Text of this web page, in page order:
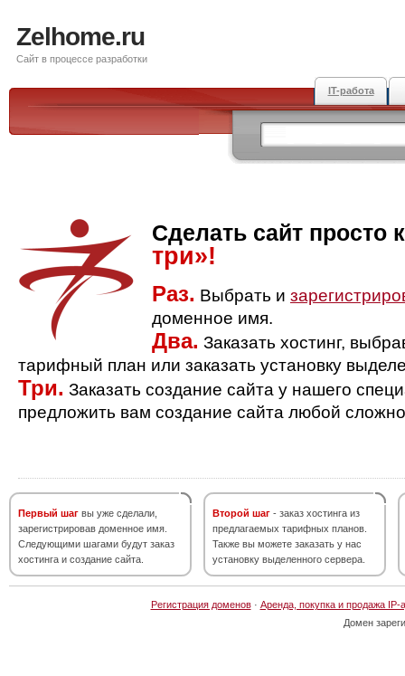
Zelhome.ru
Сайт в процессе разработки
IT-работа
Сделать сайт просто
три»!
Раз. Выбрать и
доменное имя.
Два. Заказать хостинг,
тарифный план или заказать установку
Три. Заказать создание сайта у нашего
предложить вам создание сайта любой
Первый шаг вы уже сделали,
зарегистрировав доменное имя.
Следующими шагами будут заказ
хостинга и создание сайта.
Второй шаг - заказ хостинга из
предлагаемых тарифных планов.
Также вы можете заказать у нас
установку выделенного сервера.
Регистрация доменов· Аренда, покупка и продажа IP-
Домен